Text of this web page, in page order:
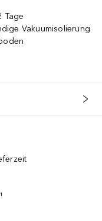
Tage
Vakuumisolierung